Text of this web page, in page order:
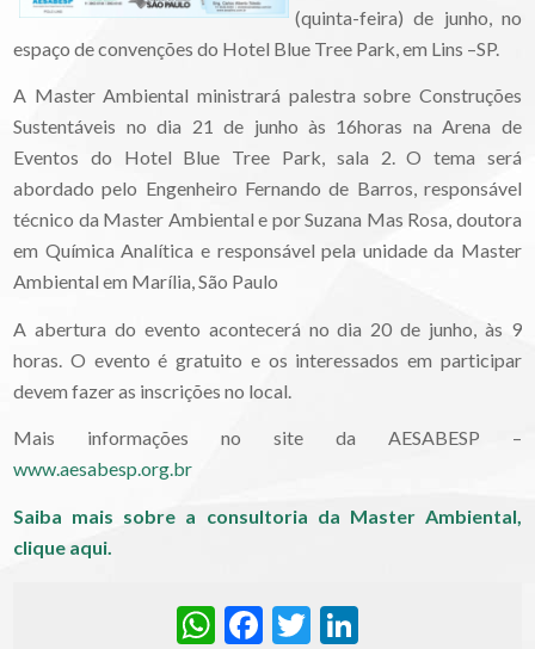
(quinta-feira) de junho, no
espaço de convenções do Hotel Blue Tree Park, em Lins –SP.
A Master Ambiental ministrará palestra sobre Construções
Sustentáveis no dia 21 de junho às 16horas na Arena de
Eventos do Hotel Blue Tree Park, sala 2. O tema será
abordado pelo Engenheiro Fernando de Barros, responsável
técnico da Master Ambiental e por Suzana Mas Rosa, doutora
em Química Analítica e responsável pela unidade da Master
Ambiental em Marília, São Paulo
A abertura do evento acontecerá no dia 20 de junho, às 9
horas. O evento é gratuito e os interessados em participar
devem fazer as inscrições no local.
Mais informações no site da AESABESP –
www.aesabesp.org.br
Saiba mais sobre a consultoria da Master Ambiental,
clique aqui.
WhatsApp
Facebook
Twitter